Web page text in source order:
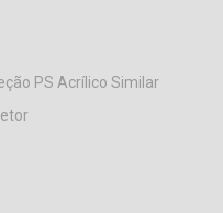
PS Acrílico Similar